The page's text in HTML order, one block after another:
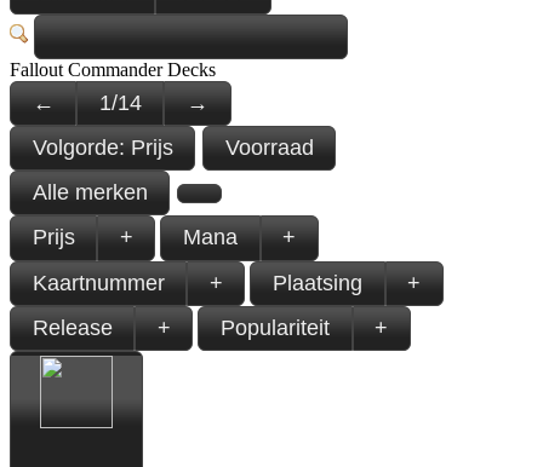
Fallout Commander Decks
← 1/14
→
Volgorde: Prijs
Voorraad
Alle merken
Prijs
+ Mana
+
Kaartnummer
+ Plaatsing
+
Release
+ Populariteit +